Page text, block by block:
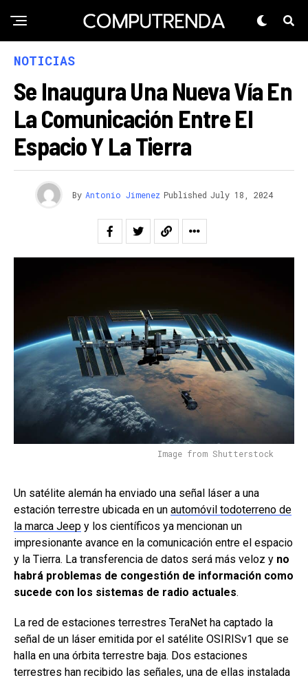
NOTICIAS
Se Inaugura Una Nueva Vía En
La Comunicación Entre El
Espacio Y La Tierra
By Antonio Jimenez Published July 18, 2024
Image from Shutterstock
Un satélite alemán ha enviado una señal láser a una
estación terrestre ubicada en un automóvil todoterreno de
la marca Jeep y los científicos ya mencionan un
impresionante avance en la comunicación entre el espacio
y la Tierra. La transferencia de datos será más veloz y no
habrá problemas de congestión de información como
sucede con los sistemas de radio actuales.
La red de estaciones terrestres TeraNet ha captado la
señal de un láser emitida por el satélite OSIRISv1 que se
halla en una órbita terrestre baja. Dos estaciones
terrestres han recibido las señales, una de ellas instalada